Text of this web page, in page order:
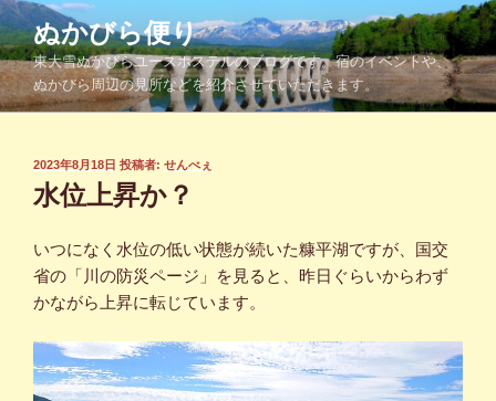
コ
ン
テ
ン
ツ
ぬかびら便り
東大雪ぬかびらユースホステルのブログです。宿のイベントや、
ぬかびら周辺の見所などを紹介させていただきます。
投
日:
2023年8月18日 投稿者: せんべぇ
水位上昇か？
いつになく水位の低い状態が続いた糠平湖ですが、国交
省の「川の防災ページ」を見ると、昨日ぐらいからわず
かながら上昇に転じています。